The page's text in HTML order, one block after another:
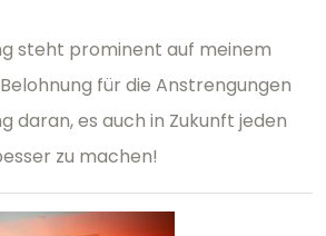
steht prominent auf meinem
für die Anstrengungen
daran, es auch in Zukunft jeden
zu machen!